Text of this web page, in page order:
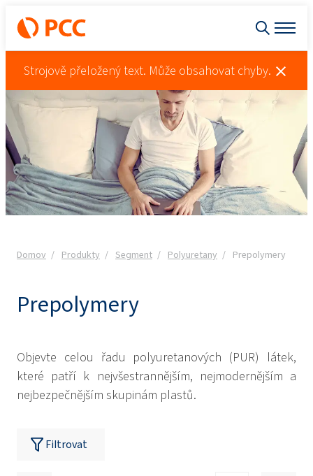
Strojově přeložený text. Může obsahovat chyby.
Domov Produkty Segment Polyuretany Prepolymery
Prepolymery
Objevte celou řadu polyuretanových (PUR) látek,
které patří k nejvšestrannějším, nejmodernějším a
nejbezpečnějším skupinám plastů.
Filtrovat